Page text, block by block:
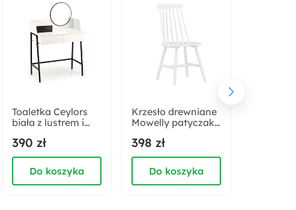
Toaletka Ceylors
biała z lustrem i
390 zł
Do koszyka
Krzesło drewniane
Mowelly patyczak
białe
398 zł
Do koszyka